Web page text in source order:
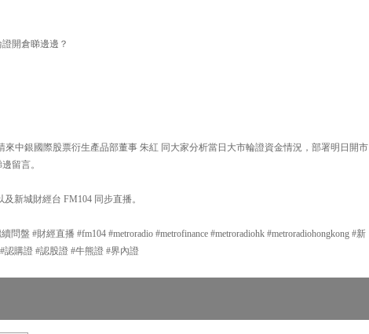
開倉睇邊邊？
中銀國際股票衍生產品部董事 朱紅 同大家分析當日大市輪證資金情況，部署明日開市
留言。
新城財經台 FM104 同步直播。
盤 #財經直播 #fm104 #metroradio #metrofinance #metroradiohk #metroradiohongkong #新
認購證 #認股證 #牛熊證 #界內證